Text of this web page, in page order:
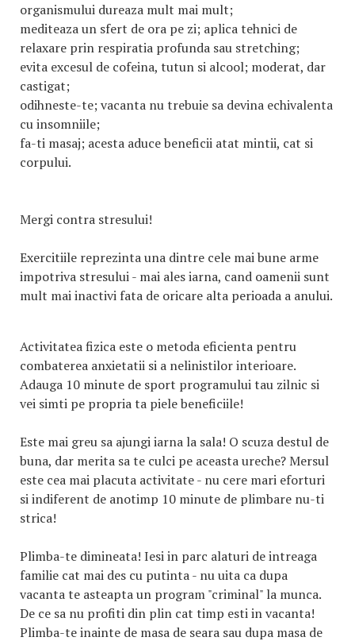
organismului dureaza mult mai mult;
mediteaza un sfert de ora pe zi; aplica tehnici de
relaxare prin respiratia profunda sau stretching;
evita excesul de cofeina, tutun si alcool; moderat, dar
castigat;
odihneste-te; vacanta nu trebuie sa devina echivalenta
cu insomniile;
fa-ti masaj; acesta aduce beneficii atat mintii, cat si
corpului.
Mergi contra stresului!
Exercitiile reprezinta una dintre cele mai bune arme
impotriva stresului - mai ales iarna, cand oamenii sunt
mult mai inactivi fata de oricare alta perioada a anului.
Activitatea fizica este o metoda eficienta pentru
combaterea anxietatii si a nelinistilor interioare.
Adauga 10 minute de sport programului tau zilnic si
vei simti pe propria ta piele beneficiile!
Este mai greu sa ajungi iarna la sala! O scuza destul de
buna, dar merita sa te culci pe aceasta ureche? Mersul
este cea mai placuta activitate - nu cere mari eforturi
si indiferent de anotimp 10 minute de plimbare nu-ti
strica!
Plimba-te dimineata! Iesi in parc alaturi de intreaga
familie cat mai des cu putinta - nu uita ca dupa
vacanta te asteapta un program "criminal" la munca.
De ce sa nu profiti din plin cat timp esti in vacanta!
Plimba-te inainte de masa de seara sau dupa masa de